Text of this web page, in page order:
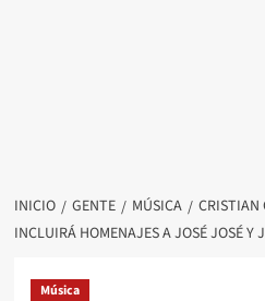
INICIO GENTE MÚSICA
CRISTIAN
INCLUIRÁ HOMENAJES A JOSÉ JOSÉ Y
Música